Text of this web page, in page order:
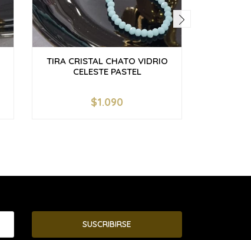
TIRA CRISTAL CHATO VIDRIO
CELESTE PASTEL
+
$1.090
SUSCRIBIRSE